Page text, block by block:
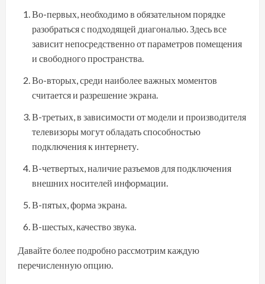
Во-первых, необходимо в обязательном порядке
разобраться с подходящей диагональю. Здесь все
зависит непосредственно от параметров помещения
и свободного пространства.
Во-вторых, среди наиболее важных моментов
считается и разрешение экрана.
В-третьих, в зависимости от модели и производителя
телевизоры могут обладать способностью
подключения к интернету.
В-четвертых, наличие разъемов для подключения
внешних носителей информации.
В-пятых, форма экрана.
В-шестых, качество звука.
Давайте более подробно рассмотрим каждую
перечисленную опцию.